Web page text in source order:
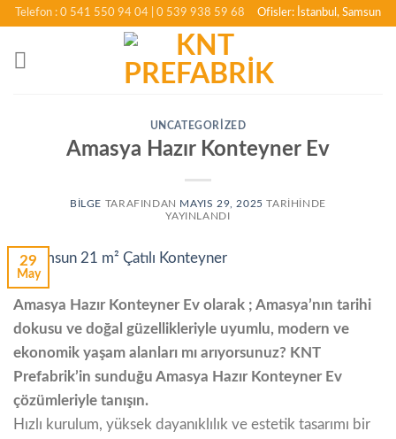
İçeriğeTelefon : 0 541 550 94 04 | 0 539 938 59 68 Ofisler: İstanbul, Samsun
UNCATEGORIZED
Amasya Hazır Konteyner Ev
BILGE TARAFINDAN MAYIS 29, 2025 TARIHINDE
YAYINLANDI
29
May
Amasya Hazır Konteyner Ev olarak ; Amasya’nın tarihi
dokusu ve doğal güzellikleriyle uyumlu, modern ve
ekonomik yaşam alanları mı arıyorsunuz? KNT
Prefabrik’in sunduğu Amasya Hazır Konteyner Ev
çözümleriyle tanışın.
Hızlı kurulum, yüksek dayanıklılık ve estetik tasarımı bir